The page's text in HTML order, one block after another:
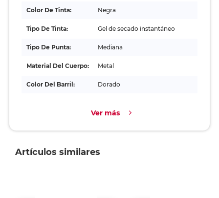
Color De Tinta: Negra
Tipo De Tinta: Gel de secado instantáneo
Tipo De Punta: Mediana
Material Del Cuerpo: Metal
Color Del Barril: Dorado
Ver más
Artículos similares